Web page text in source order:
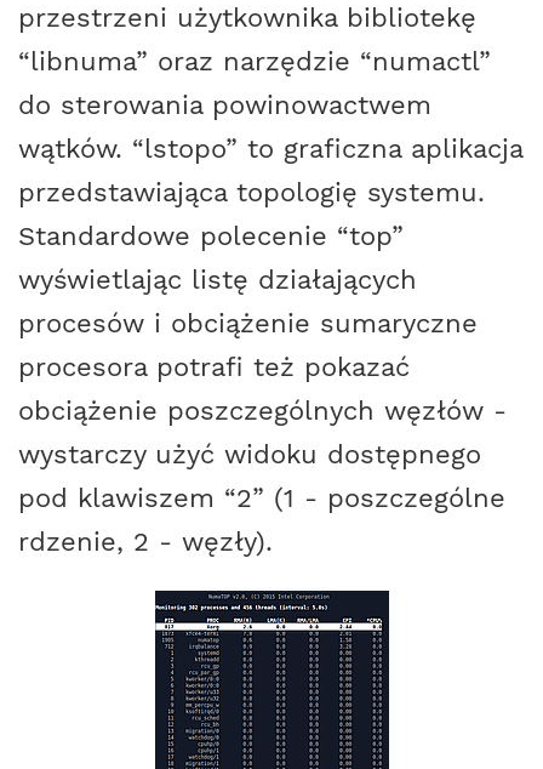
przestrzeni użytkownika bibliotekę
libnuma
oraz narzędzie
numactl
do sterowania powinowactwem
wątków.
lstopo
to graficzna aplikacja
przedstawiająca topologię systemu.
Standardowe polecenie
top
wyświetlając listę działających
procesów i obciążenie sumaryczne
procesora potrafi też pokazać
obciążenie poszczególnych węzłów -
wystarczy użyć widoku dostępnego
pod klawiszem
2
(1 - poszczególne
rdzenie, 2 - węzły).